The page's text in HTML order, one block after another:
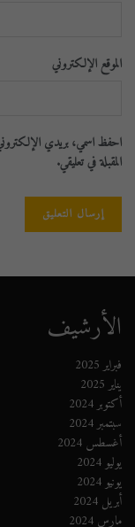
الموقع الإلكتروني
احفظ اسمي، بريدي
المقبلة في تعليقي.
الأرشيف
فبراير 2025
يناير 2025
أكتوبر 2024
سبتمبر 2024
أغسطس 2024
يوليو 2024
يونيو 2024
أبريل 2024
مارس 2024